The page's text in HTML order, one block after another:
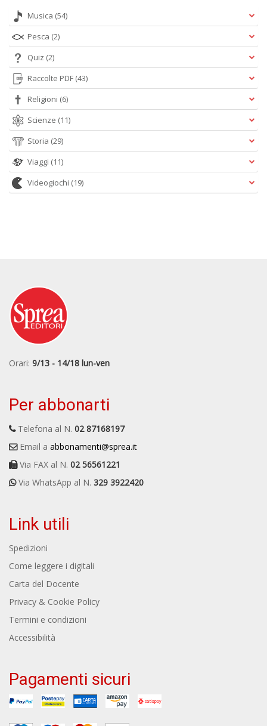
Musica (54)
Pesca (2)
Quiz (2)
Raccolte PDF (43)
Religioni (6)
Scienze (11)
Storia (29)
Viaggi (11)
Videogiochi (19)
Orari: 9/13 - 14/18 lun-ven
Per abbonarti
Telefona al N. 02 87168197
Email a abbonamenti@sprea.it
Via FAX al N. 02 56561221
Via WhatsApp al N. 329 3922420
Link utili
Spedizioni
Come leggere i digitali
Carta del Docente
Privacy & Cookie Policy
Termini e condizioni
Accessibilità
Pagamenti sicuri